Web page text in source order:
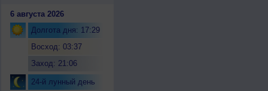
6 августа 2026
Долгота дня: 17:29
Восход: 03:37
Заход: 21:06
24-й лунный день